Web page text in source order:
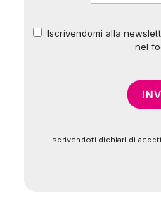
Iscrivendomi alla
nel
Iscrivendoti dichiari di